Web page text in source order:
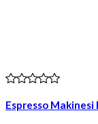
Espresso Makinesi